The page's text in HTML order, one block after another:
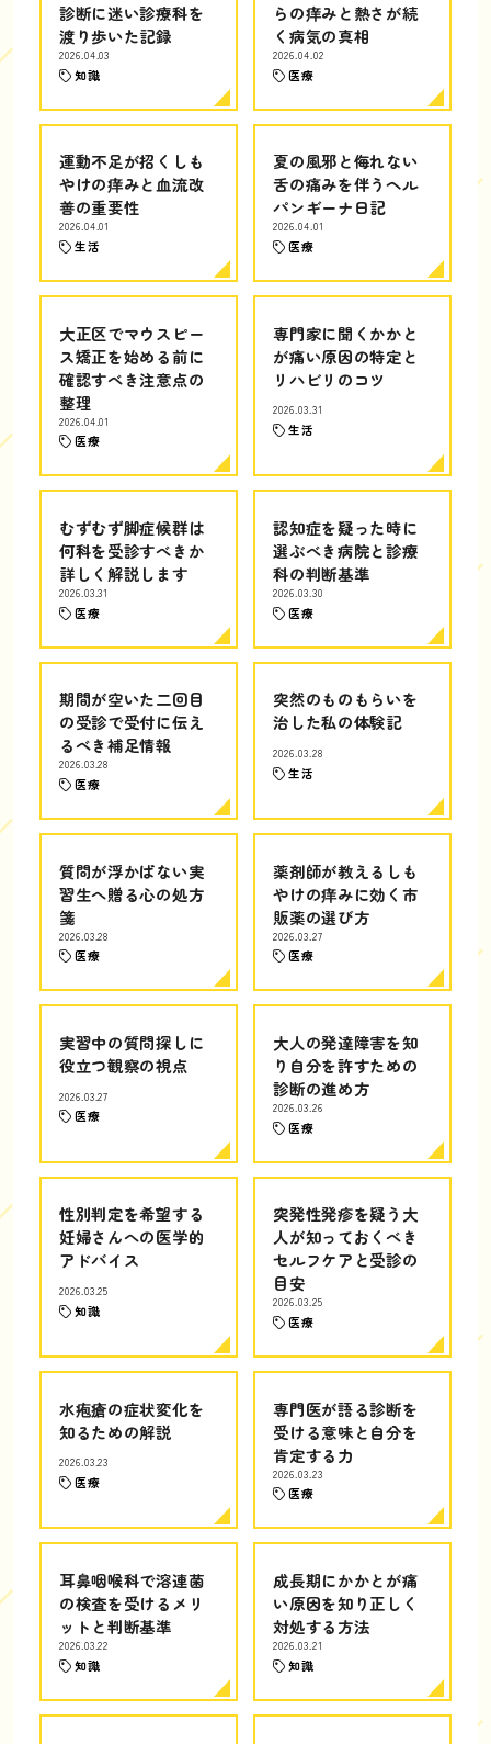
診断に迷い診療科を
渡り歩いた記録
2026.04.03
知識
らの痒みと熱さが続
く病気の真相
2026.04.02
医療
運動不足が招くしも
やけの痒みと血流改
善の重要性
2026.04.01
生活
夏の風邪と侮れない
舌の痛みを伴うヘル
パンギーナ日記
2026.04.01
医療
大正区でマウスピー
ス矯正を始める前に
確認すべき注意点の
整理
2026.04.01
医療
専門家に聞くかかと
が痛い原因の特定と
リハビリのコツ
2026.03.31
生活
むずむず脚症候群は
何科を受診すべきか
詳しく解説します
2026.03.31
医療
認知症を疑った時に
選ぶべき病院と診療
科の判断基準
2026.03.30
医療
期間が空いた二回目
の受診で受付に伝え
るべき補足情報
2026.03.28
医療
突然のものもらいを
治した私の体験記
2026.03.28
生活
質問が浮かばない実
習生へ贈る心の処方
箋
2026.03.28
医療
薬剤師が教えるしも
やけの痒みに効く市
販薬の選び方
2026.03.27
医療
実習中の質問探しに
役立つ観察の視点
2026.03.27
医療
大人の発達障害を知
り自分を許すための
診断の進め方
2026.03.26
医療
性別判定を希望する
妊婦さんへの医学的
アドバイス
2026.03.25
知識
突発性発疹を疑う大
人が知っておくべき
セルフケアと受診の
目安
2026.03.25
医療
水疱瘡の症状変化を
知るための解説
2026.03.23
医療
専門医が語る診断を
受ける意味と自分を
肯定する力
2026.03.23
医療
耳鼻咽喉科で溶連菌
の検査を受けるメリ
ットと判断基準
2026.03.22
知識
成長期にかかとが痛
い原因を知り正しく
対処する方法
2026.03.21
知識